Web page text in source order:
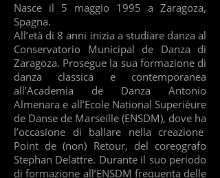
Nasce il 5 maggio 1995 a Zaragoza,
Spagna.
All’età di 8 anni inizia a studiare danza al
Conservatorio Municipal de Danza di
Zaragoza. Prosegue la sua formazione di
danza classica e contemporanea
all’Academia de Danza Antonio
Almenara e all’Ecole National Superièure
de Danse de Marseille (ENSDM), dove ha
l’occasione di ballare nella creazione
Point de (non) Retour, del coreografo
Stephan Delattre. Durante il suo periodo
di formazione all’ENSDM frequenta delle